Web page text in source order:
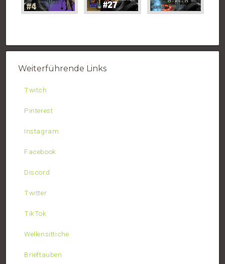
Weiterführende Links
Twitch
Pinterest
Instagram
Facebook
Discord
Twitter
TikTok
Wellensittiche
Brieftauben